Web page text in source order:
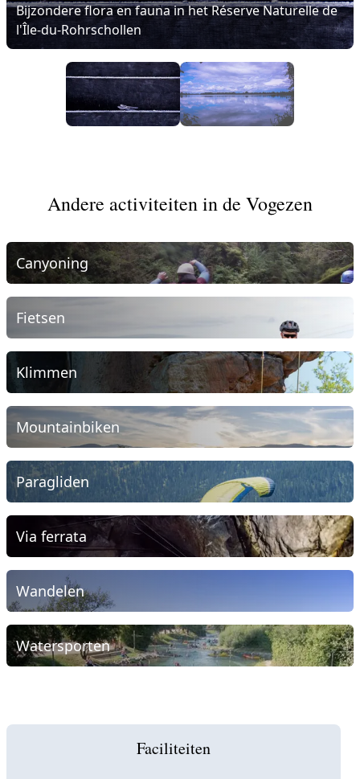
Bijzondere flora en fauna in het Réserve Naturelle de
l'Île-du-Rohrschollen
Andere activiteiten in de Vogezen
Canyoning
Fietsen
Klimmen
Mountainbiken
Paragliden
Via ferrata
Wandelen
Watersporten
Faciliteiten